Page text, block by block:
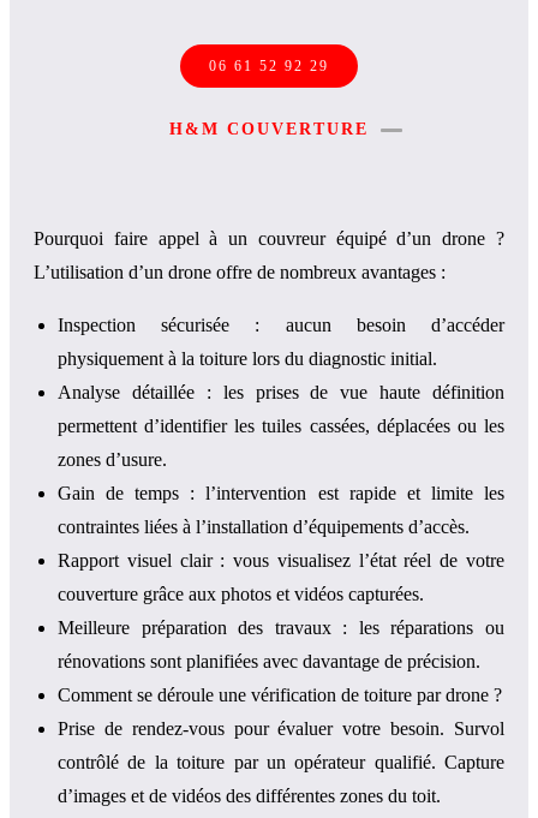
06 61 52 92 29
H&M COUVERTURE
Pourquoi faire appel à un couvreur équipé d’un drone ?
L’utilisation d’un drone offre de nombreux avantages :
Inspection sécurisée : aucun besoin d’accéder
physiquement à la toiture lors du diagnostic initial.
Analyse détaillée : les prises de vue haute définition
permettent d’identifier les tuiles cassées, déplacées ou les
zones d’usure.
Gain de temps : l’intervention est rapide et limite les
contraintes liées à l’installation d’équipements d’accès.
Rapport visuel clair : vous visualisez l’état réel de votre
couverture grâce aux photos et vidéos capturées.
Meilleure préparation des travaux : les réparations ou
rénovations sont planifiées avec davantage de précision.
Comment se déroule une vérification de toiture par drone ?
Prise de rendez-vous pour évaluer votre besoin. Survol
contrôlé de la toiture par un opérateur qualifié. Capture
d’images et de vidéos des différentes zones du toit.